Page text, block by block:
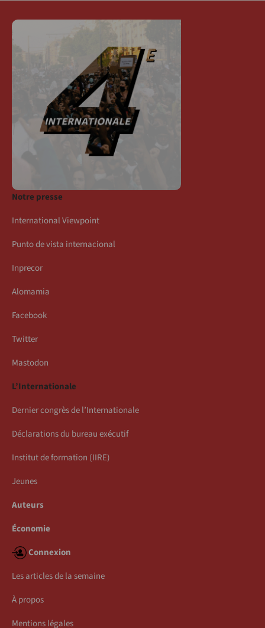
Notre presse
International Viewpoint
Punto de vista internacional
Inprecor
Alomamia
Facebook
Twitter
Mastodon
L’Internationale
Dernier congrès de l’Internationale
Déclarations du bureau exécutif
Institut de formation (IIRE)
Jeunes
Auteurs
Économie
Connexion
Les articles de la semaine
À propos
Mentions légales